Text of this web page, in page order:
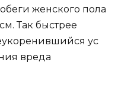
женского пола
Так быстрее
ус
вреда